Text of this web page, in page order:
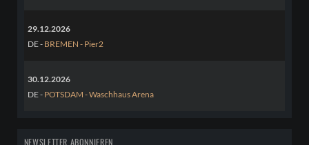
29.12.2026
DE - BREMEN - Pier2
30.12.2026
DE - POTSDAM - Waschhaus Arena
NEWSLETTER ABONNIEREN